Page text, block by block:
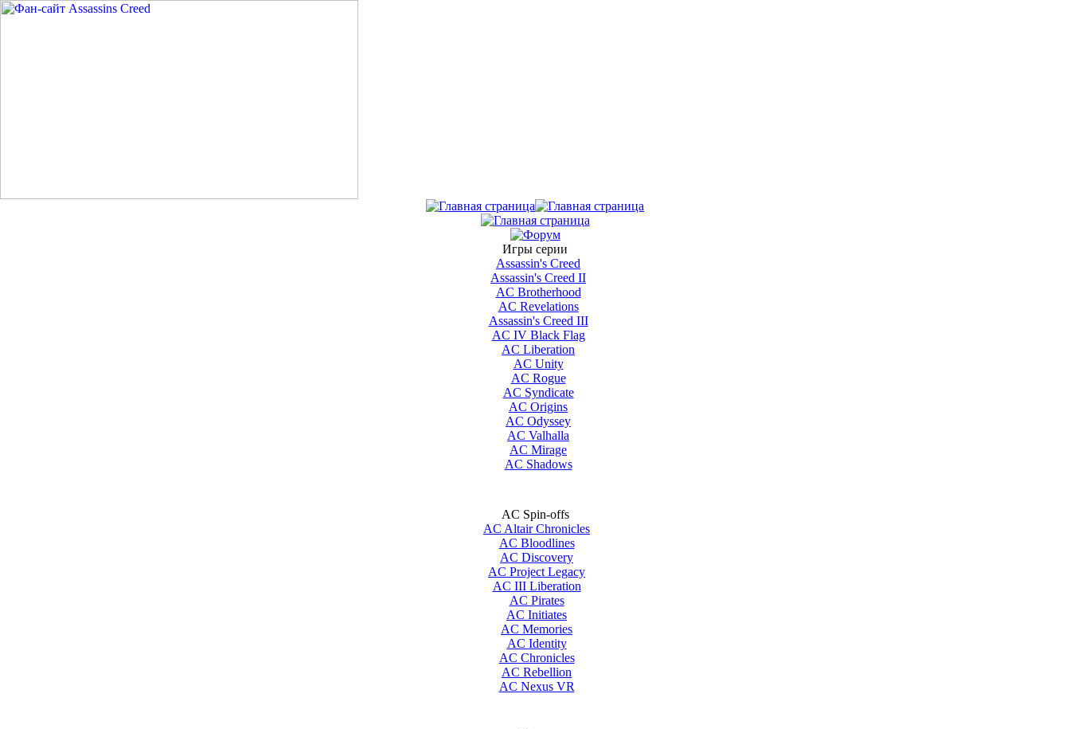
Игры серии
Assassin's Creed
Assassin's Creed II
AС Brotherhood
AC Revelations
Assassin's Creed III
AC IV Black Flag
AC Liberation
AC Unity
AC Rogue
AC Syndicate
AC Origins
AC Odyssey
AC Valhalla
AC Mirage
AC Shadows
AC Spin-offs
AC Altair Chronicles
AC Bloodlines
AC Discovery
AC Project Legacy
AC III Liberation
AC Pirates
AC Initiates
AC Memories
AC Identity
AC Chronicles
AC Rebellion
AC Nexus VR